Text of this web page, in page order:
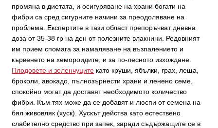
промяна в диетата, и осигуряване на храни богати на
фибри са сред сигурните начини за преодоляване на
проблема. Експертите в тази област препоръчват дневна
доза от 35-38 гр на ден от полезните влакнини. Редовният
им прием спомага за намаляване на възпалението и
кървенето на хемороидите, и за по-лесното изхождане.
Плодовете и зеленчуците като круши, ябълки, грах, леща,
броколи, авокадо, пълнозърнести храни и ленено семе,
спокойно могат да доставят необходимото количество
фибри. Към тях може да се добавят и люспи от семена на
бял живовляк (хуск). Хускът действа като естествено
слабително средство при запек, заради съдържащите се в